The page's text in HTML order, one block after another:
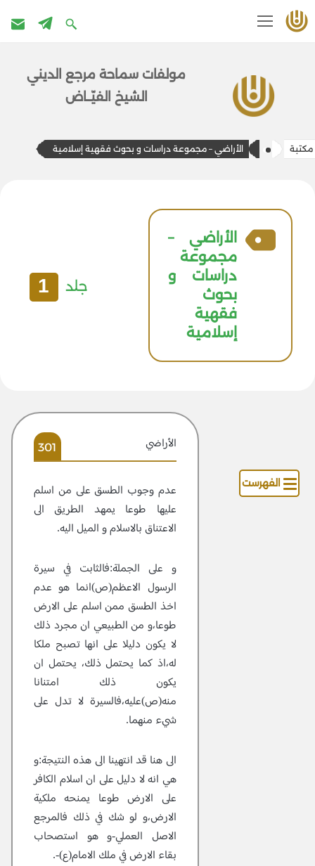
الفهرست
مولفات سماحة مرج​ع الديني
الشيخ الفيّــاض
مكتبة الأراضي – مجموعة دراسات و بحوث فقهية إسلامية
الأراضي –
مجموعة
دراسات و
بحوث
فقهية
إسلامية
جلد 1
الأراضي 301
عدم وجوب الطسق على من اسلم
عليها طوعا يمهد الطريق الى
الاعتناق بالاسلام و الميل اليه.
و على الجملة:فالثابت في سيرة
الرسول الاعظم(ص)انما هو عدم
اخذ الطسق ممن اسلم على الارض
طوعا،و من الطبيعي ان مجرد ذلك
لا يكون دليلا على انها تصبح ملكا
له،اذ كما يحتمل ذلك، يحتمل ان
يكون ذلك امتنانا
منه(ص)عليه،فالسيرة لا تدل على
شيء منهما.
الى هنا قد انتهينا الى هذه النتيجة:و
هي انه لا دليل على ان اسلام الكافر
على الارض طوعا يمنحه ملكية
الارض،و لو شك في ذلك فالمرجع
الاصل العملي-و هو استصحاب
بقاء الارض في ملك الامام(ع)-.